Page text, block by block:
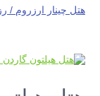
هتل چینار ارزروم /